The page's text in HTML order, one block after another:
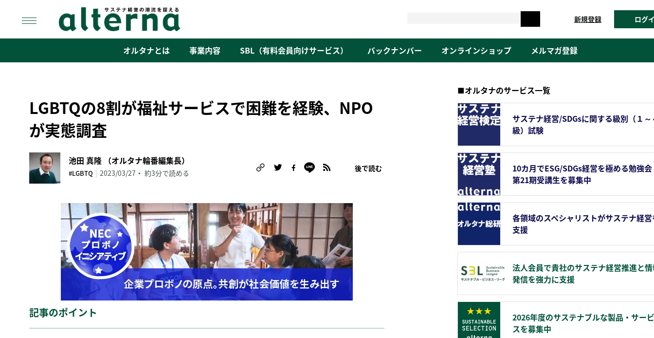
content
新規登録 ログ
オルタナとは 事業内容 SBL（有料会員向けサービス） バックナンバー オンラインショップ メルマガ登録
LGBTQの8割が福祉サービスで困難を経験、NPO
が実態調査
池田 真隆 （オルタナ輪番編集長）
#LGBTQ | 2023/03/27 約3分で読める
後で読む
記事のポイント
■オルタナのサービス一覧
サステナ経営/SDGsに関する級別（１～
級）試験
10カ月でESG/SDGs経営を極める勉強
第21期受講生を募集中
各領域のスペシャリストがサステナ経
支援
法人会員で貴社のサステナ経営推進と
発信を強力に支援
2026年度のサステナブルな製品・サービ
スを募集中